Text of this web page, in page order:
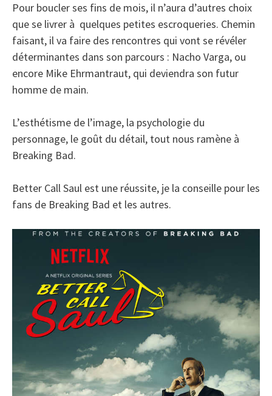
Pour boucler ses fins de mois, il n’aura d’autres choix
que se livrer à quelques petites escroqueries. Chemin
faisant, il va faire des rencontres qui vont se révéler
déterminantes dans son parcours : Nacho Varga, ou
encore Mike Ehrmantraut, qui deviendra son futur
homme de main.
L’esthétisme de l’image, la psychologie du
personnage, le goût du détail, tout nous ramène à
Breaking Bad.
Better Call Saul est une réussite, je la conseille pour les
fans de Breaking Bad et les autres.